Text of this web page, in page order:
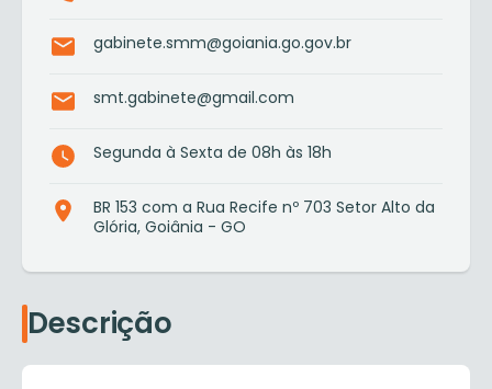
gabinete.smm@goiania.go.gov.br
smt.gabinete@gmail.com
Segunda à Sexta de 08h às 18h
BR 153 com a Rua Recife nº 703 Setor Alto da
Glória, Goiânia - GO
Descrição